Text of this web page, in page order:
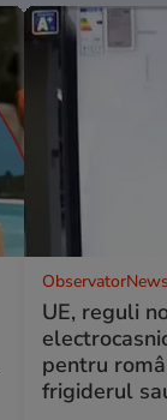
UE, reguli
pentru
frigiderul